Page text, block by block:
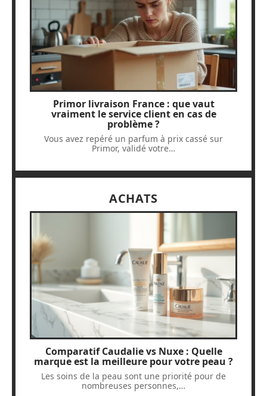
Primor livraison France : que vaut
vraiment le service client en cas de
problème ?
Vous avez repéré un parfum à prix cassé sur
Primor, validé votre…
ACHATS
Comparatif Caudalie vs Nuxe : Quelle
marque est la meilleure pour votre peau ?
Les soins de la peau sont une priorité pour de
nombreuses personnes,…